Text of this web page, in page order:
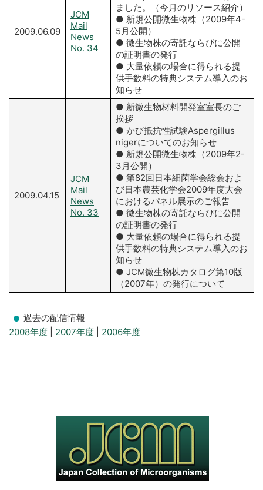
2009.06.09
JCM
Mail
News
No. 34
ました。（今月のリソース紹介）
● 新規公開微生物株（2009年4-
5月公開）
● 微生物株の寄託ならびに公開
の証明書の発行
● 大量依頼の場合に得られる提
供手数料の特典システム導入のお
知らせ
2009.04.15
JCM
Mail
News
No. 33
● 新微生物材料開発室室長のご
挨拶
● かび抵抗性試験Aspergillus
nigerについてのお知らせ
● 新規公開微生物株（2009年2-
3月公開）
● 第82回日本細菌学会総会およ
び日本農芸化学会2009年度大会
におけるパネル展示のご報告
● 微生物株の寄託ならびに公開
の証明書の発行
● 大量依頼の場合に得られる提
供手数料の特典システム導入のお
知らせ
● JCM微生物株カタログ第10版
（2007年）の発行について
過去の配信情報
2008年度
2007年度 2006年度